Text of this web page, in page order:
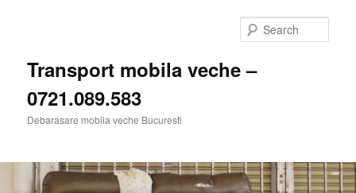
Transport mobila veche –
0721.089.583
Debarasare mobila veche Bucuresti